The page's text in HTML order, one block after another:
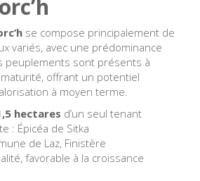
se compose principalement de
variés, avec une prédominance
peuplements sont présents à
offrant un potentiel
à moyen terme.
hectares d’un seul tenant
: Épicéa de Sitka
de Laz, Finistère
favorable à la croissance